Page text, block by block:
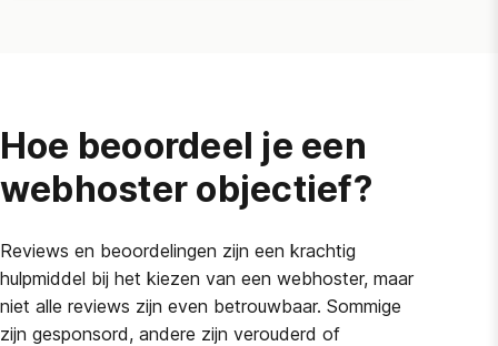
Hoe beoordeel je een
webhoster objectief?
Reviews en beoordelingen zijn een krachtig
hulpmiddel bij het kiezen van een webhoster, maar
niet alle reviews zijn even betrouwbaar. Sommige
zijn gesponsord, andere zijn verouderd of